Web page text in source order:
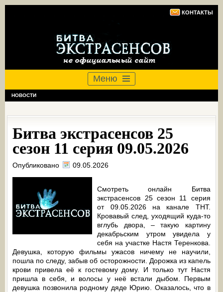
КОНТАКТЫ
Меню
НОВОСТИ
Битва экстрасенсов 25
сезон 11 серия 09.05.2026
Опубликовано 09.05.2026
Смотреть онлайн Битва
экстрасенсов 25 сезон 11 серия
от 09.05.2026 на канале ТНТ.
Кровавый след, уходящий куда-то
вглубь двора, – такую картину
декабрьским утром увидела у
себя на участке Настя Теренкова.
Девушка, которую фильмы ужасов ничему не научили,
пошла по следу, забыв об осторожности. Дорожка из капель
крови привела её к гостевому дому. И только тут Настя
пришла в себя, и волосы у неё встали дыбом. Первым
девушка позвонила родному дяде Юрию. Оказалось, что в